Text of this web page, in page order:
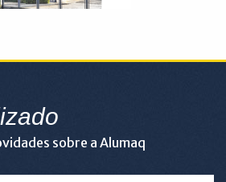
sobre a Alumaq